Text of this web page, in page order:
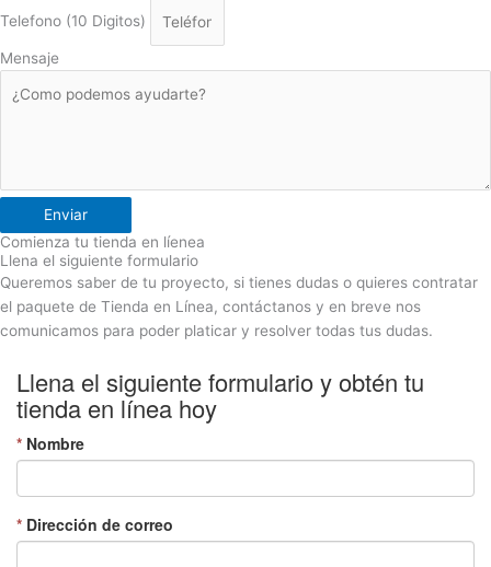
Telefono (10 Digitos)
Mensaje
Enviar
Comienza tu tienda en líenea
Llena el siguiente formulario
Queremos saber de tu proyecto, si tienes dudas o quieres contratar
el paquete de Tienda en Línea, contáctanos y en breve nos
comunicamos para poder platicar y resolver todas tus dudas.